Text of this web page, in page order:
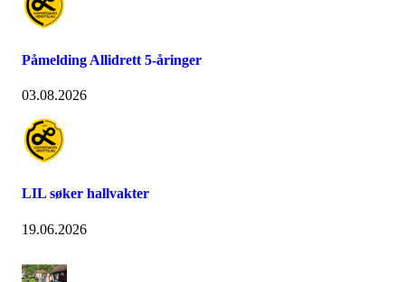
Påmelding Allidrett 5-åringer
03.08.2026
LIL søker hallvakter
19.06.2026